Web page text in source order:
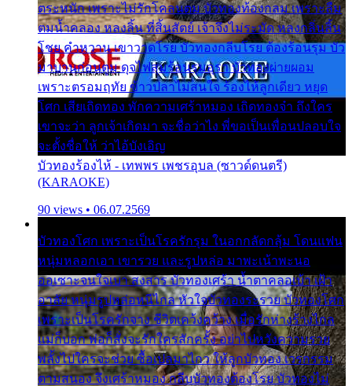
ตระหนัก เพราะไม่รักโคลนตม บัวทองท้องกลม เพราะลืม
ตมน้ำคลอง หลงลิ้น ที่สิ้นสัตย์ เจ้าจึงไม่ระมัด หลงกลิ่นลิ้น
โชย คำหวาน เขาวาดโรย บัวทองกลีบโรย ต้องร้อนรุม บัว
มาบานก่อนตูม ดุจไฟสุมร้อนรุมอุรา บัวทองผ่ายผอม
เพราะตรอมฤทัย ข้าวปลาไม่สนใจ ร้องไห้ลูกเดียว หยุด
โศก เสียเถิดทอง พักความเศร้าหมอง เถิดทองจ๋า ถึงใคร
เขาจะว่า ลูกเจ้าเกิดมา จะชื่อว่าไง พี่ขอเป็นเพื่อนปลอบใจ
จะตั้งชื่อให้ ว่าไอ้บังเอิญ
บัวทองร้องไห้ - เทพพร เพชรอุบล (ซาวด์ดนตรี)
(KARAOKE)
90 views • 06.07.2569
บัวทองโศก เพราะเป็นโรครักรุม ในอกกลัดกลุ้ม โดนแฟน
หนุ่มหลอกเอา เขารวย และรูปหล่อ มาพะเน้าพะนอ
ออเซาะจนใจเบา สงสาร บัวทองเศร้า น้ำตาคลอเบ้า เฝ้า
อาลัย หนุ่มรูปหล่อหนีไกล หัวใจบัวทองระรวย บัวทองโศก
เพราะเป็นโรครักจาง ชีวิตเคว้งคว้าง เมื่อรักห่างร้างไกล
แม่ก็บอก พ่อก็สั่งจะรักใครสักครั้ง อย่าไปหวังความรวย
พลั้งไปใครจะช่วย ซื้อเปลมาไกว ให้ลูกบัวทอง เวรกรรม
ตามสนอง จึงเศร้าหมอง กลีบบัวทองต้องโรย บัวทองไม่